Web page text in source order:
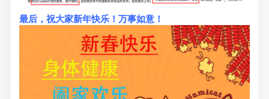
最后，祝大家新年快乐！万事如意！